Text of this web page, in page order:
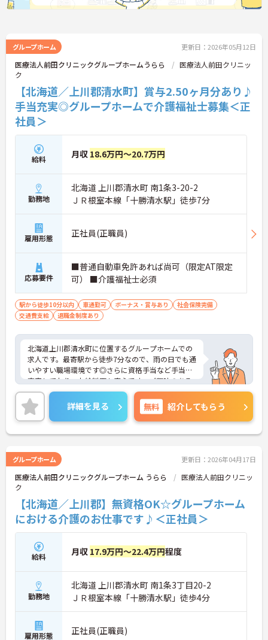
グループホーム 更新日：2026年05月12日
医療法人前田クリニックグループホームうらら
医療法人前田クリニッ
ク
【北海道／上川郡清水町】賞与2.50ヶ月分あり♪
手当充実◎グループホームで介護福祉士募集＜正
社員＞
給料 月収 18.6万円～20.7万円
勤務地
北海道 上川郡清水町 南1条3-20-2
ＪＲ根室本線「十勝清水駅」徒歩7分
雇用形態 正社員(正職員)
応募要件
■普通自動車免許あれば尚可（限定AT限定
可） ■介護福祉士必須
駅から徒歩10分以内 車通勤可 ボーナス・賞与あり
社会保険完備
交通費支給
退職金制度あり
北海道上川郡清水町に位置するグループホームでの
求人です。最寄駅から徒歩7分なので、雨の日でも通
いやすい職場環境です◎さらに資格手当など手当が
充実しており、お給料面も安心です。ご興味のある
方には、面接対策ポイントなど、さらに詳細をご案
内しますのでお気軽にご相談ください！
詳細を見る 無料 紹介してもらう
グループホーム 更新日：2026年04月17日
医療法人前田クリニックグループホーム うらら
医療法人前田クリニッ
ク
【北海道／上川郡】無資格OK☆グループホーム
における介護のお仕事です♪＜正社員＞
給料 月収 17.9万円～22.4万円程度
勤務地
北海道 上川郡清水町 南1条3丁目20-2
ＪＲ根室本線「十勝清水駅」徒歩4分
雇用形態 正社員(正職員)